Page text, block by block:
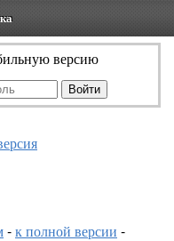
версию
-к полной версии -